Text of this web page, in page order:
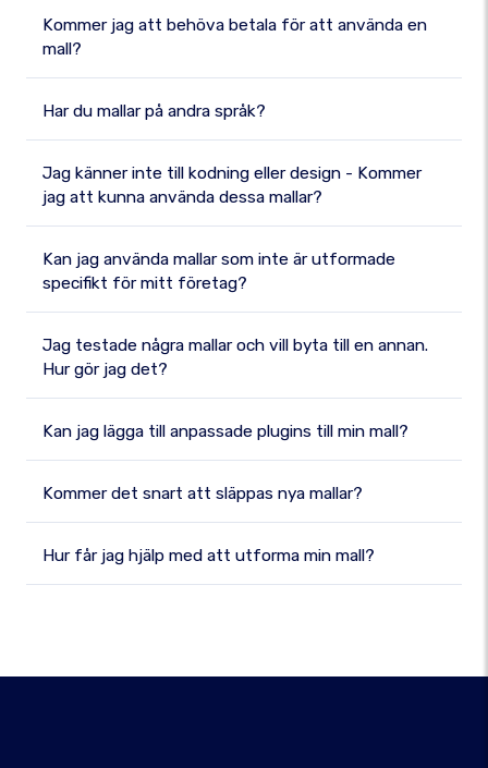
Kommer jag att behöva betala för att använda en
mall?
Har du mallar på andra språk?
Jag känner inte till kodning eller design - Kommer
jag att kunna använda dessa mallar?
Kan jag använda mallar som inte är utformade
specifikt för mitt företag?
Jag testade några mallar och vill byta till en annan.
Hur gör jag det?
Kan jag lägga till anpassade plugins till min mall?
Kommer det snart att släppas nya mallar?
Hur får jag hjälp med att utforma min mall?